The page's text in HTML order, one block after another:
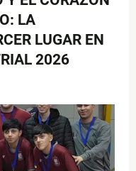
LA
LUGAR EN
2026